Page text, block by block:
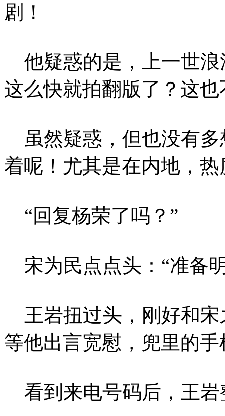
剧！
他疑惑的是，上一世浪
这么快就拍翻版了？这
虽然疑惑，但也没有多
着呢！尤其是在内地，
“回复杨荣了吗？”
宋为民点点头：“准备
王岩扭过头，刚好和宋
等他出言宽慰，兜里的
看到来电号码后，王岩